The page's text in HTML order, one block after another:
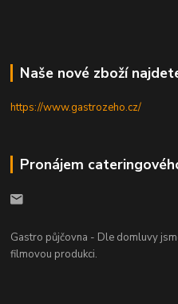
Naše nové zboží
https://www.gastrozeho.cz/
Pronájem
Gastro půjčovna - Dle domluvy
filmovou produkci.